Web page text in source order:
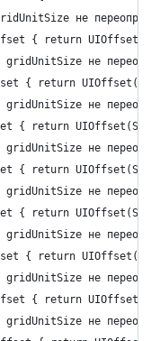
не
{ return
gridUnitSize не
{ return
gridUnitSize не
{ return
gridUnitSize не
{ return
gridUnitSize не
{ return
gridUnitSize не
{ return
gridUnitSize не
{ return
gridUnitSize не